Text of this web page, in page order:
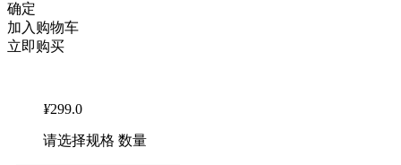
确定
加入购物车
立即购买
¥299.0
请选择规格 数量